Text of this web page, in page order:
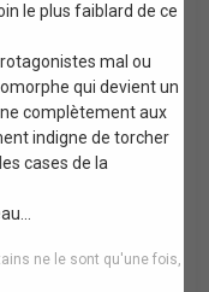
le plus faiblard de ce
mal ou
qui devient un
complètement aux
indigne de torcher
cases de la
ne le sont qu'une fois,